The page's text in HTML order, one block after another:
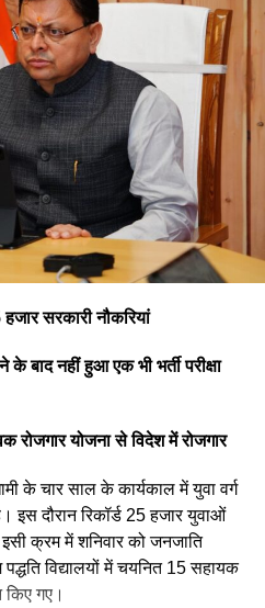
सरकारी नौकरियां
बाद नहीं हुआ एक भी भर्ती परीक्षा
रोजगार योजना से विदेश में रोजगार
के चार साल के कार्यकाल में युवा वर्ग
इस दौरान रिकॉर्ड 25 हजार युवाओं
क्रम में शनिवार को जनजाति
विद्यालयों में चयनित 15 सहायक
किए गए।